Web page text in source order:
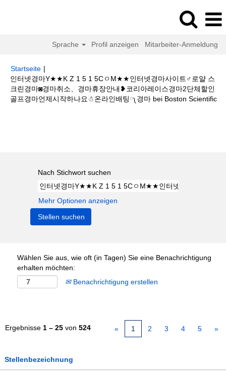
Sprache Profil anzeigen Mitarbeiter-Anmeldung
Startseite |
인터넷경마Y★★K Z 1 5 1 5CㅇM★★인터넷경마사이트♂로얄 스
크린경마◙경마취소、경마휴장안내❥코리아레이스경마2단체할인
골프경마언제시작하나요☃온라인배팅༾경마 bei Boston Scientific
Nach Stichwort suchen
Mehr Optionen anzeigen
Wählen Sie aus, wie oft (in Tagen) Sie eine Benachrichtigung
erhalten möchten:
Benachrichtigung erstellen
Ergebnisse 1 – 25 von 524 « 1 2 3 4 5 »
Stellenbezeichnung